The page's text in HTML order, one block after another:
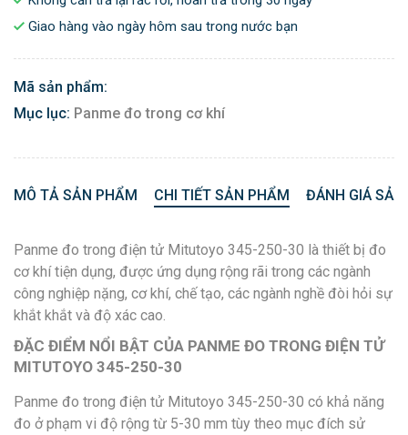
Giao hàng vào ngày hôm sau trong nước bạn
Mã sản phẩm:
Mục lục: Panme đo trong cơ khí
MÔ TẢ SẢN PHẨM CHI TIẾT SẢN PHẨM ĐÁNH GIÁ
Panme đo trong điện tử Mitutoyo 345-250-30 là thiết bị đo
cơ khí tiện dụng, được ứng dụng rộng rãi trong các ngành
công nghiệp nặng, cơ khí, chế tạo, các ngành nghề đòi hỏi sự
khắt khắt và độ xác cao.
ĐẶC ĐIỂM NỔI BẬT CỦA PANME ĐO TRONG ĐIỆN TỬ
MITUTOYO 345-250-30
Panme đo trong điện tử Mitutoyo 345-250-30 có khả năng
đo ở phạm vi độ rộng từ 5-30 mm tùy theo mục đích sử